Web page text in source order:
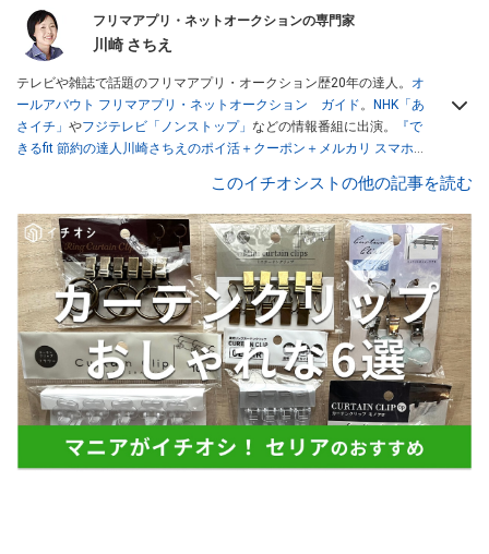
フリマアプリ・ネットオークションの専門家
川崎 さちえ
テレビや雑誌で話題のフリマアプリ・オークション歴20年の達人。 オ
ールアバウト フリマアプリ・ネットオークション ガイド。
NHK「あ
さイチ」 やフジテレビ「ノンストップ」 などの情報番組に出演。
『で
きるfit 節約の達人川崎さちえのポイ活＋クーポン＋メルカリ スマホで
スマホ1つでスキマ時間に効率的に稼ぐ！』（翔泳社刊） ほか著書多
数。ブログは「川崎さちえのごちゃまぜ日記」。
■経歴：2003年、夫が子育てをするために、突然会社を辞める。翌月
からの給料が０円になり、家にいながら、しかも空いた時間でできる
オークションに目をつける。しかし、取引の仕方がわからずに、まず
は落札者として参加。その後、出品者側にまわり、家の中の物を出品
しまくる。出品する物がほぼなくなってからは、仕入れを経験。ネッ
トオークションを生活の一部に取り入れるべく、「ネットオークショ
ンやフリマアプリは生活のインフラになる」という考えを持つ。また
消費税増税の社会においては、ネットオークションやフリマアプリが
家計の救世主になりえると考え、業者とは違う視点でユーザーとして
このイチオシストの他の記事を読む